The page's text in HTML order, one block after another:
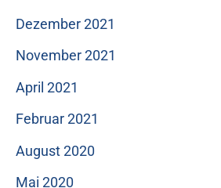
Dezember 2021
November 2021
April 2021
Februar 2021
August 2020
Mai 2020